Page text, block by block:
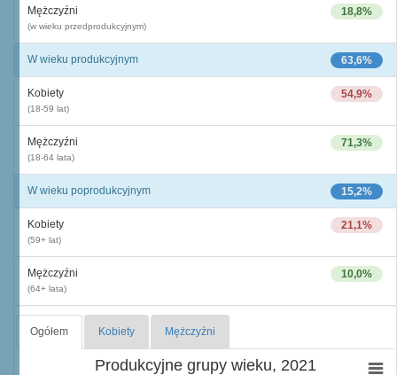
18,8%
Mężczyźni
(w wieku przedprodukcyjnym)
63,6%
W wieku produkcyjnym
54,9%
Kobiety
(18-59 lat)
71,3%
Mężczyźni
(18-64 lata)
15,2%
W wieku poprodukcyjnym
21,1%
Kobiety
(59+ lat)
10,0%
Mężczyźni
(64+ lata)
Ogółem Kobiety Mężczyźni
Produkcyjne grupy wieku, 2021